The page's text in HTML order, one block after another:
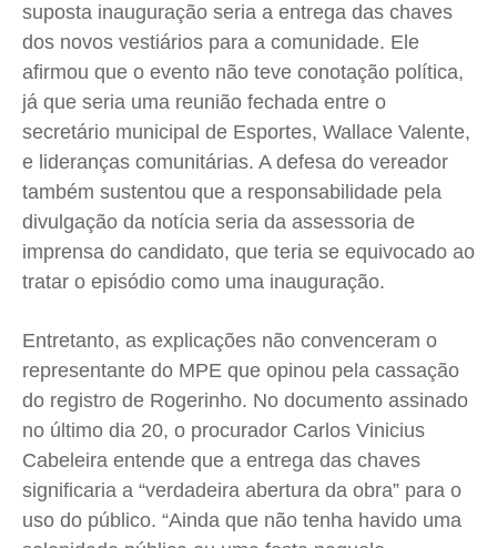
suposta inauguração seria a entrega das chaves
dos novos vestiários para a comunidade. Ele
afirmou que o evento não teve conotação política,
já que seria uma reunião fechada entre o
secretário municipal de Esportes, Wallace Valente,
e lideranças comunitárias. A defesa do vereador
também sustentou que a responsabilidade pela
divulgação da notícia seria da assessoria de
imprensa do candidato, que teria se equivocado ao
tratar o episódio como uma inauguração.
Entretanto, as explicações não convenceram o
representante do MPE que opinou pela cassação
do registro de Rogerinho. No documento assinado
no último dia 20, o procurador Carlos Vinicius
Cabeleira entende que a entrega das chaves
significaria a “verdadeira abertura da obra” para o
uso do público. “Ainda que não tenha havido uma